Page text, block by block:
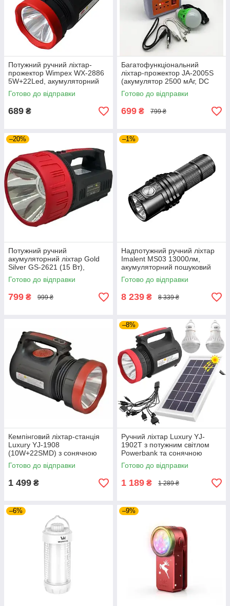
Потужний ручний ліхтар-
прожектор Wimpex WX-2886
5W+22Led, акумуляторний
кемпінговий ліхтарик із
функцією Powerbank та ЗУ
Готово до відправки
689 ₴
Багатофункціональний
ліхтар-прожектор JA-2005S
(акумулятор 2500 мАг, DC
5V) з виносною сонячною
панеллю та LED-лампою
Готово до відправки
699 ₴ 799 ₴
–20%
Потужний ручний
акумуляторний ліхтар Gold
Silver GS-2621 (15 Вт),
універсальний
освітлювальний прилад
Готово до відправки
799 ₴ 999 ₴
–1%
Надпотужний ручний ліхтар
Imalent MS03 13000лм,
акумуляторний пошуковий
ліхтарик
Готово до відправки
8 239 ₴ 8 339 ₴
Кемпінговий ліхтар-станція
Luxury YJ-1908
(10W+22SMD) з сонячною
панеллю, MP3-плеєром, FM-
радіо та Power Bank
Готово до відправки
1 499 ₴
–8%
Ручний ліхтар Luxury YJ-
1902T з потужним світлом
Powerbank та сонячною
панеллю для автономного
освітлення та зарядки
Готово до відправки
1 189 ₴ 1 289 ₴
–6% –9%